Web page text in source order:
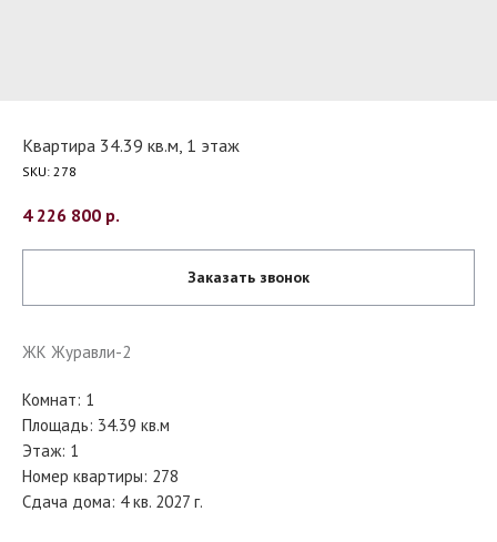
Квартира 34.39 кв.м, 1 этаж
SKU: 278
4 226 800 р.
Заказать звонок
ЖК Журавли-2
Комнат: 1
Площадь: 34.39 кв.м
Этаж: 1
Номер квартиры: 278
Сдача дома: 4 кв. 2027 г.